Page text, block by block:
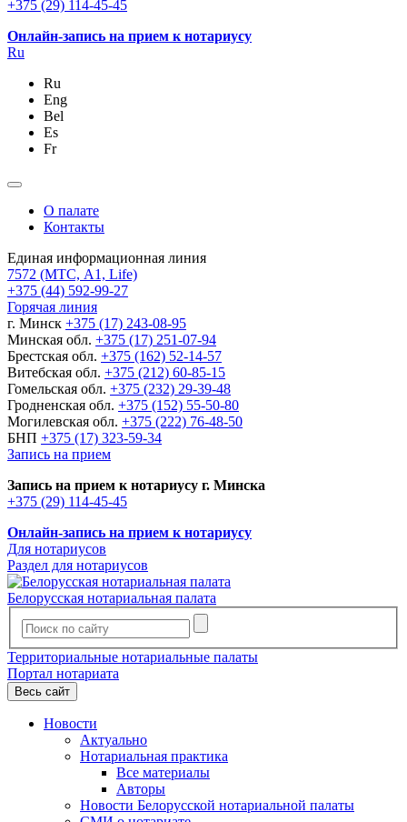
+375 (29) 114-45-45
Онлайн-запись на прием к нотариусу
Ru
Ru
Eng
Bel
Es
Fr
О палате
Контакты
Единая информационная линия
7572 (МТС, A1, Life)
+375 (44) 592-99-27
Горячая линия
г. Минск +375 (17) 243-08-95
Минская обл. +375 (17) 251-07-94
Брестская обл. +375 (162) 52-14-57
Витебская обл. +375 (212) 60-85-15
Гомельская обл. +375 (232) 29-39-48
Гродненская обл. +375 (152) 55-50-80
Могилевская обл. +375 (222) 76-48-50
БНП +375 (17) 323-59-34
Запись на прием
Запись на прием к нотариусу г. Минска
+375 (29) 114-45-45
Онлайн-запись на прием к нотариусу
Для нотариусов
Раздел для нотариусов
Белорусская нотариальная палата
Территориальные нотариальные палаты
Портал нотариата
Весь сайт
Новости
Актуально
Нотариальная практика
Все материалы
Авторы
Новости Белорусской нотариальной палаты